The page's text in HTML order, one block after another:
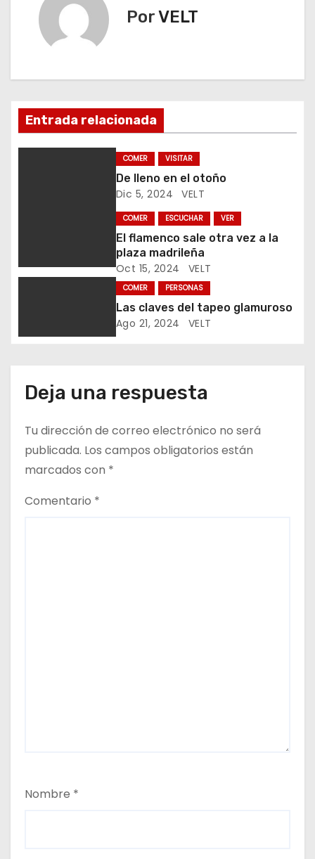
a
c
i
e
r
d
a
s
PorVELT
Entrada relacionada
COMER VISITAR
De lleno en el otoño
Dic 5, 2024 VELT
COMER ESCUCHAR VER
El flamenco sale otra vez a la
plaza madrileña
Oct 15, 2024 VELT
COMER PERSONAS
Las claves del tapeo glamuroso
Ago 21, 2024 VELT
Deja una respuesta
Tu dirección de correo electrónico no será
publicada. Los campos obligatorios están
marcados con *
Comentario *
Nombre *